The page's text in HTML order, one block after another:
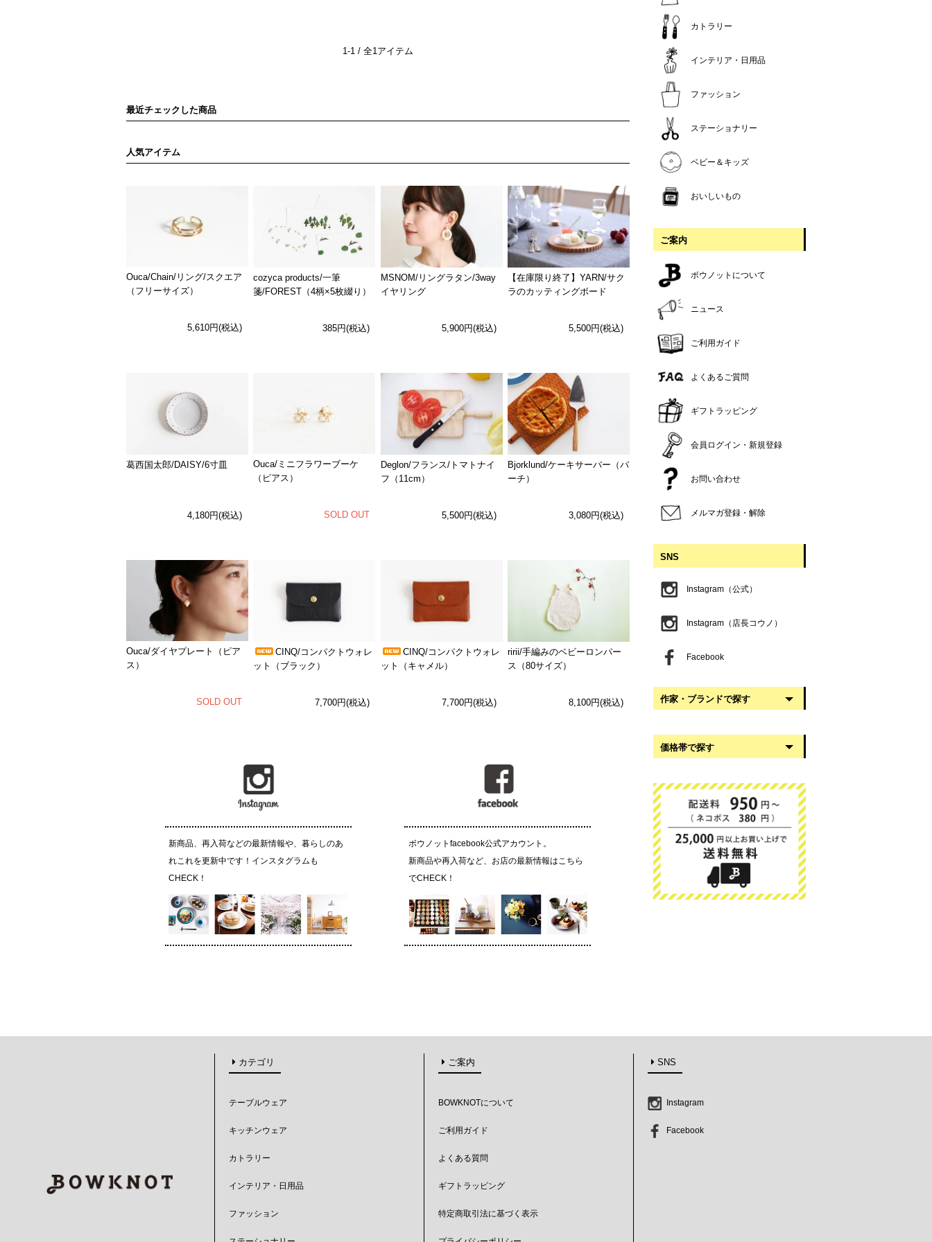
1-1 / 全1アイテム
最近チェックした商品
人気アイテム
Ouca/Chain/リング/スクエア
（フリーサイズ）
5,610円(税込)
cozyca products/一筆
箋/FOREST（4柄×5枚綴り）
385円(税込)
MSNOM/リングラタン/3way
イヤリング
5,900円(税込)
【在庫限り終了】YARN/サク
ラのカッティングボード
5,500円(税込)
葛西国太郎/DAISY/6寸皿
4,180円(税込)
Ouca/ミニフラワーブーケ
（ピアス）
SOLD OUT
Deglon/フランス/トマトナイ
フ（11cm）
5,500円(税込)
Bjorklund/ケーキサーバー（バ
ーチ）
3,080円(税込)
Ouca/ダイヤプレート（ピア
ス）
SOLD OUT
CINQ/コンパクトウォレ
ット（ブラック）
7,700円(税込)
CINQ/コンパクトウォレ
ット（キャメル）
7,700円(税込)
ririi/手編みのベビーロンパー
ス（80サイズ）
8,100円(税込)
新商品、再入荷などの最新情報や、暮らしのあ
れこれを更新中です！インスタグラムも
CHECK！
ボウノットfacebook公式アカウント。
新商品や再入荷など、お店の最新情報はこちら
でCHECK！
カトラリー
インテリア・日用品
ファッション
ステーショナリー
ベビー＆キッズ
おいしいもの
ご案内
ボウノットについて
ニュース
ご利用ガイド
よくあるご質問
ギフトラッピング
会員ログイン・新規登録
お問い合わせ
メルマガ登録・解除
SNS
Instagram（公式）
Instagram（店長コウノ）
Facebook
作家・ブランドで探す
稲葉知子
大館工芸社
岡澤悦子
我戸幹男商店
葛西国太郎
かわちせつこ
日下華子
中川政七商店
架谷フミヨ
価格帯で探す
1,000円〜2,999円
3,000円〜4,999円
5,000円〜9,999円
10,000円以上
カテゴリ
テーブルウェア
キッチンウェア
カトラリー
インテリア・日用品
ファッション
ご案内
BOWKNOTについて
ご利用ガイド
よくある質問
ギフトラッピング
特定商取引法に基づく表示
SNS
Instagram
Facebook